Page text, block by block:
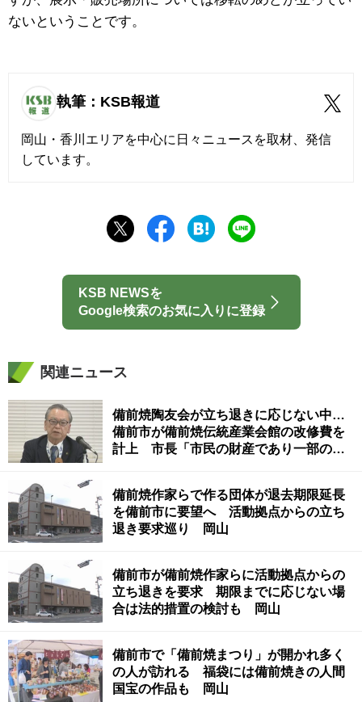
ないということです。
執筆：KSB報道
岡山・香川エリアを中心に日々ニュースを取材、発信
しています。
KSB NEWSを
Google検索のお気に入りに登録
関連ニュース
備前焼陶友会が立ち退きに応じない中…
備前市が備前焼伝統産業会館の改修費を
計上 市長「市民の財産であり一部の団
備前焼作家らで作る団体が退去期限延長
を備前市に要望へ 活動拠点からの立ち
退き要求巡り 岡山
備前市が備前焼作家らに活動拠点からの
立ち退きを要求 期限までに応じない場
合は法的措置の検討も 岡山
備前市で「備前焼まつり」が開かれ多く
の人が訪れる 福袋には備前焼きの人間
国宝の作品も 岡山